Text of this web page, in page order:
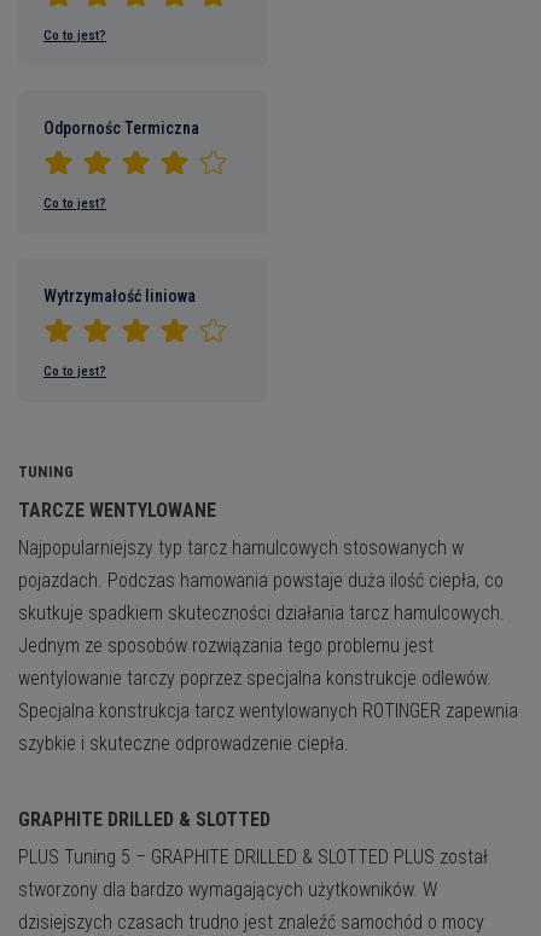
Co to jest?
Odpornośc Termiczna
Co to jest?
Wytrzymałość liniowa
Co to jest?
TUNING
TARCZE WENTYLOWANE
Najpopularniejszy typ tarcz hamulcowych stosowanych w
pojazdach. Podczas hamowania powstaje duża ilość ciepła, co
skutkuje spadkiem skuteczności działania tarcz hamulcowych.
Jednym ze sposobów rozwiązania tego problemu jest
wentylowanie tarczy poprzez specjalna konstrukcje odlewów.
Specjalna konstrukcja tarcz wentylowanych ROTINGER zapewnia
szybkie i skuteczne odprowadzenie ciepła.
GRAPHITE DRILLED & SLOTTED
PLUS Tuning 5 – GRAPHITE DRILLED & SLOTTED PLUS został
stworzony dla bardzo wymagających użytkowników. W
dzisiejszych czasach trudno jest znaleźć samochód o mocy